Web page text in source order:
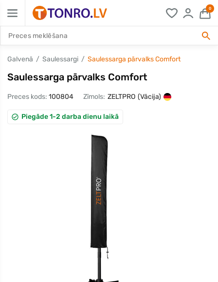
0
Galvenā Saulessargi Saulessarga pārvalks Comfort
Saulessarga pārvalks Comfort
Preces kods: 100804 Zīmols: ZELTPRO (Vācija)
Piegāde 1-2 darba dienu laikā